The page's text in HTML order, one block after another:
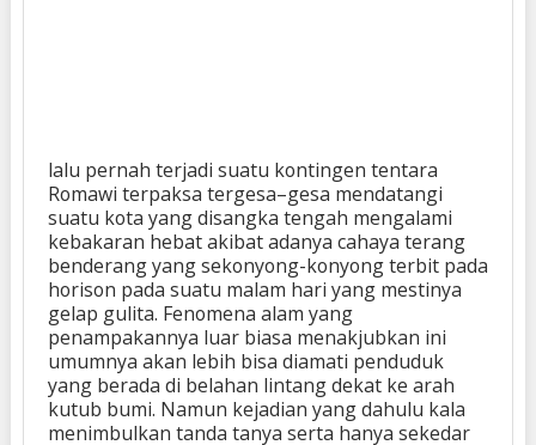
lalu pernah terjadi suatu kontingen tentara
Romawi terpaksa tergesa–gesa mendatangi
suatu kota yang disangka tengah mengalami
kebakaran hebat akibat adanya cahaya terang
benderang yang sekonyong-konyong terbit pada
horison pada suatu malam hari yang mestinya
gelap gulita. Fenomena alam yang
penampakannya luar biasa menakjubkan ini
umumnya akan lebih bisa diamati penduduk
yang berada di belahan lintang dekat ke arah
kutub bumi. Namun kejadian yang dahulu kala
menimbulkan tanda tanya serta hanya sekedar